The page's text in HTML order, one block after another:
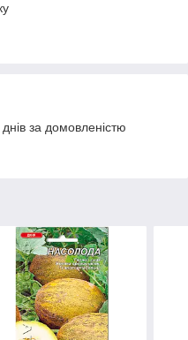
за домовленістю